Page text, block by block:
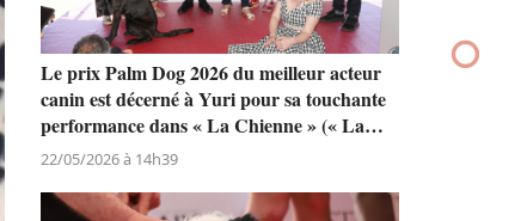
Le prix Palm Dog 2026 du meilleur acteur
canin est décerné à Yuri pour sa touchante
performance dans « La Chienne » (« La
Perra ») de Dominga Sotomayor
22/05/2026 à 14h39